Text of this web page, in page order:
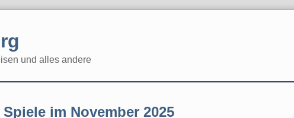
und alles andere
im November 2025